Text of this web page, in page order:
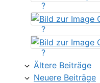
?
?
?
Ältere Beiträge
Neuere Beiträge